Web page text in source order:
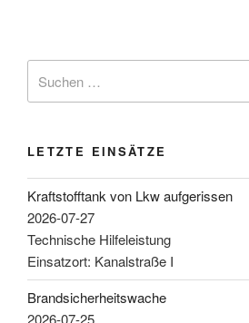
LETZTE EINSÄTZE
Kraftstofftank von Lkw aufgerissen
2026-07-27
Technische Hilfeleistung
Einsatzort: Kanalstraße I
Brandsicherheitswache
2026-07-25